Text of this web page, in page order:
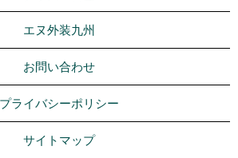
エヌ外装九州
お問い合わせ
プライバシーポリシー
サイトマップ